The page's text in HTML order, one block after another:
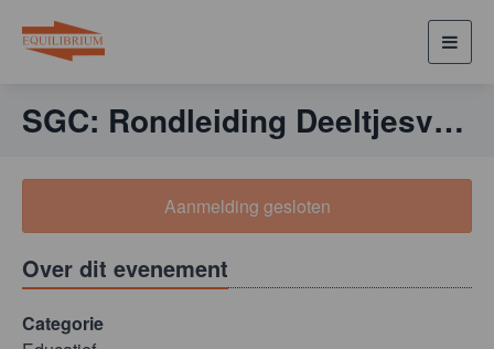
SGC: Rondleiding Deeltjesversneller Partec
Aanmelding gesloten
Over dit evenement
Categorie